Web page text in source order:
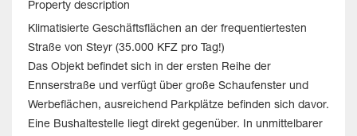
Property description
Klimatisierte Geschäftsflächen an der frequentiertesten
Straße von Steyr (35.000 KFZ pro Tag!)
Das Objekt befindet sich in der ersten Reihe der
Ennserstraße und verfügt über große Schaufenster und
Werbeflächen, ausreichend Parkplätze befinden sich davor.
Eine Bushaltestelle liegt direkt gegenüber. In unmittelbarer